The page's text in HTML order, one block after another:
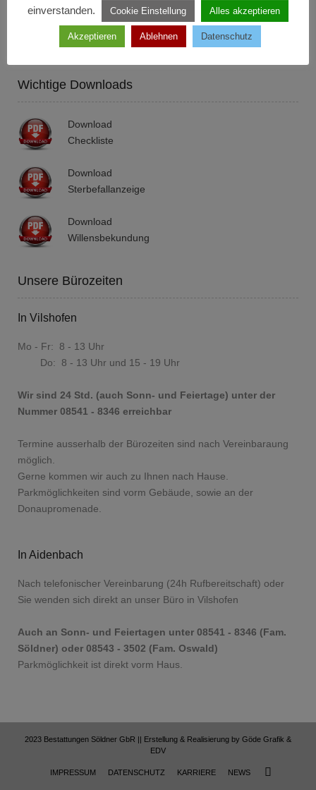
Wichtige Downloads
Download
Checkliste
Download
Sterbefallanzeige
Download
Willensbekundung
Unsere Bürozeiten
In Vilshofen
Mo - Fr: 8 - 13 Uhr
Do: 8 - 13 Uhr und 15 - 19 Uhr
Wir sind 24 Std. (auch Sonn- und Feiertage) unter der
Nummer 08541 - 8346 erreichbar
Termine ausserhalb der Bürozeiten sind nach Vereinbaraung
möglich.
Gerne kommen wir auch zu Ihnen nach Hause.
Parkmöglichkeiten sind vorm Gebäude, sowie an der
Donaupromenade.
In Aidenbach
Nach telefonischer Vereinbarung (24h Rufbereitschaft) oder
Sie wenden sich direkt an unser Büro in Vilshofen
Auch an Sonn- und Feiertagen unter 08541 - 8346 (Fam.
Söldner) oder 08543 - 3502 (Fam. Oswald)
Parkmöglichkeit ist direkt vorm Haus.
2023 Bestattungen Söldner GbR || Erstellung & Realisierung by Göde Grafik &
EDV
IMPRESSUM DATENSCHUTZ KARRIERE NEWS
einverstanden.
Cookie Einstellung Alles akzeptieren
Akzeptieren Ablehnen Datenschutz